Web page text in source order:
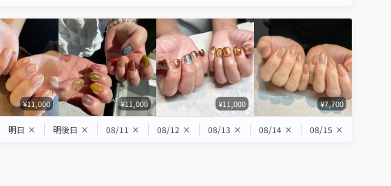
¥11,000 ¥11,000 ¥11,000 ¥7,700
明日 × 明後日 × 08/11 × 08/12 × 08/13 × 08/14 × 08/15 ×